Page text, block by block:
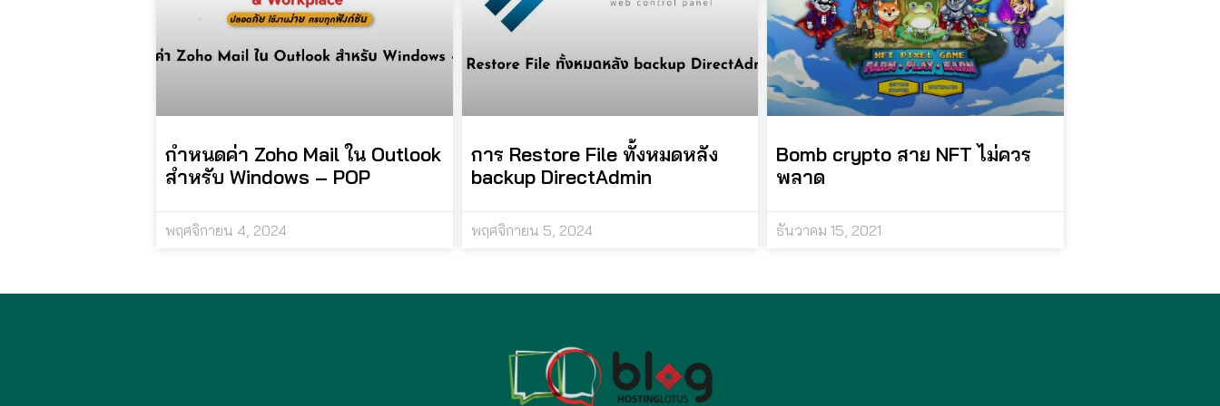
กำหนดค่า Zoho Mail ใน Outlook
สำหรับ Windows – POP
พฤศจิกายน 4, 2024
การ Restore File ทั้งหมดหลัง
backup DirectAdmin
พฤศจิกายน 5, 2024
Bomb crypto สาย NFT ไม่ควร
พลาด
ธันวาคม 15, 2021